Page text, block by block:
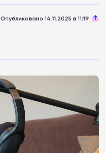
Опубликовано 14.11.2025 в 11:19